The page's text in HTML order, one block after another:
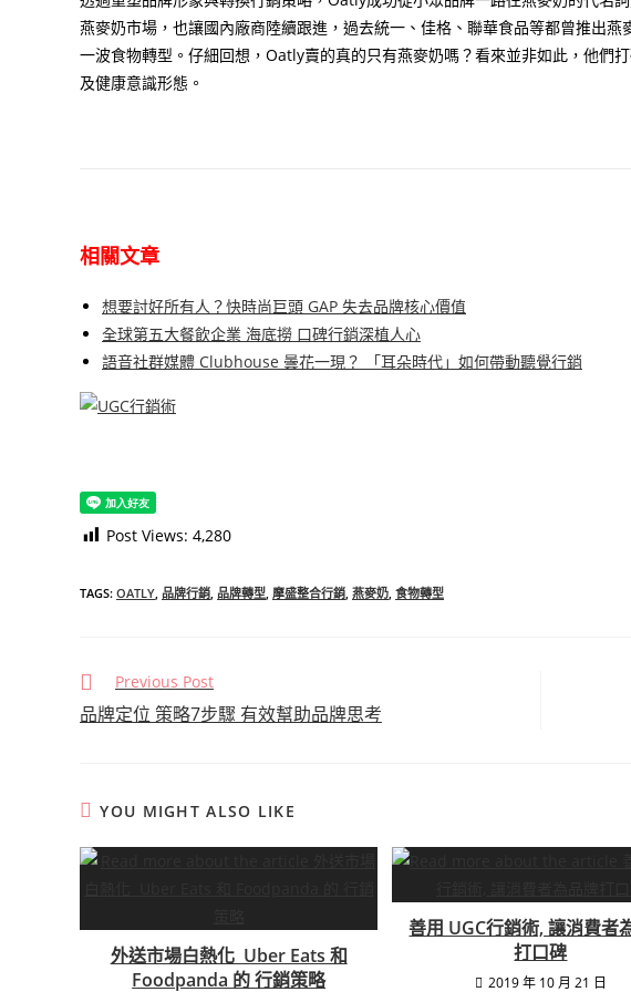
燕麥奶市場，也讓國內廠商陸續跟進，過去統一、佳格、聯華食品等都曾推出
一波食物轉型。仔細回想， Oatly賣的真的只有燕麥奶嗎？看來並非如此，他們
及健康意識形態。
相關文章
想要討好所有人？快時尚巨頭 GAP 失去品牌核心價值
全球第五大餐飲企業 海底撈 口碑行銷深植人心
語音社群媒體 Clubhouse 曇花一現？ 「耳朵時代」如何帶動聽覺行銷
Post Views: 4,280
TAGS: OATLY, 品牌行銷, 品牌轉型, 摩盛整合行銷, 燕麥奶, 食物轉型
Read
more
articles
Previous Post
品牌定位 策略7步驟 有效幫助品牌思考
YOU MIGHT ALSO LIKE
外送市場白熱化 Uber Eats 和
Foodpanda 的 行銷策略
善用 UGC行銷術, 讓消費者
打口碑
2019 年 10 月 21 日